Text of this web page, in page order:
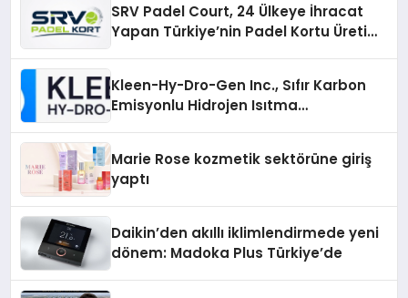
SRV Padel Court, 24 Ülkeye İhracat
Yapan Türkiye’nin Padel Kortu Üretim
Kleen-Hy-Dro-Gen Inc., Sıfır Karbon
Emisyonlu Hidrojen Isıtma
Marie Rose kozmetik sektörüne giriş
yaptı
Daikin’den akıllı iklimlendirmede yeni
dönem: Madoka Plus Türkiye’de